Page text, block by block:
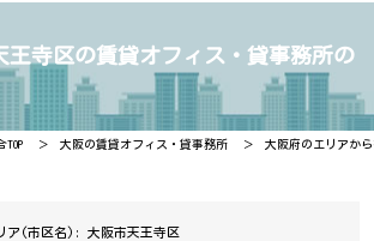
王寺区の賃貸オフィス・貸事務所の
大阪の賃貸オフィス・貸事務所 大阪府のエリアか
ア(市区名): 大阪市天王寺区